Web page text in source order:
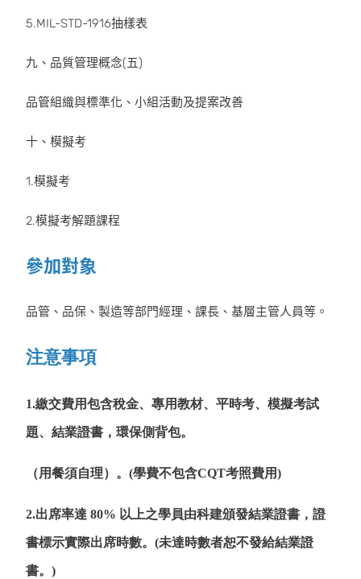
5.MIL-STD-1916抽樣表
九、品質管理概念(五)
品管組織與標準化、小組活動及提案改善
十、模擬考
1.模擬考
2.模擬考解題課程
參加對象
品管、品保、製造等部門經理、課長、基層主管人員等。
注意事項
1.繳交費用包含稅金、專用教材、平時考、模擬考試
題、結業證書，環保側背包。
（用餐須自理）。(學費不包含CQT考照費用)
2.出席率達 80% 以上之學員由科建頒發結業證書，證
書標示實際出席時數。(未達時數者恕不發給結業證
書。)